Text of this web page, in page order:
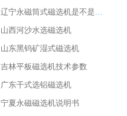
辽宁永磁筒式磁选机是不是强磁
山西河沙水选磁选机
山东黑钨矿湿式磁选机
吉林平板磁选机技术参数
广东干式选铝磁选机
宁夏永磁磁选机说明书